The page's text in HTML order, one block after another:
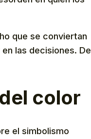
que se conviertan
las decisiones. De
color
el simbolismo